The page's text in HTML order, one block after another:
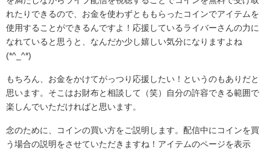
れたりできるので、お金を使わずとももらったコインでアイテムを
使用することができるんですよ！応援しているライバーさんの力に
なれていると思うと、なんだか少し嬉しい気分になりますよね
(*^_^*)
もちろん、お金をかけてがっつり応援したい！というのもありだと
思います。そこはお財布と相談して（笑）自分の許容できる範囲で
楽しんでいただければと思います。
念のために、コインの買い方をご説明します。配信中にコインを買
う場合の説明をさせていただきますね！アイテムのページを表示